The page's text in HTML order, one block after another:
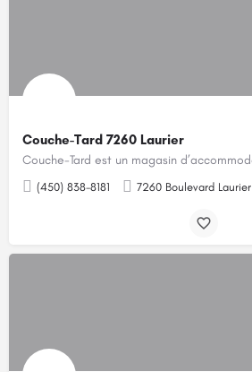
Couche-Tard 7260 Laurier
(450) 838-8181 7260 Boulevard Laurier